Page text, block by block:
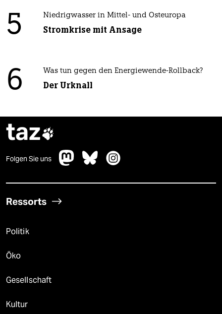
5 Niedrigwasser in Mittel- und Osteuropa
Stromkrise mit Ansage
6 Was tun gegen den Energiewende-Rollback?
Der Urknall
taz
Folgen Sie uns
Ressorts
Politik
Öko
Gesellschaft
Kultur